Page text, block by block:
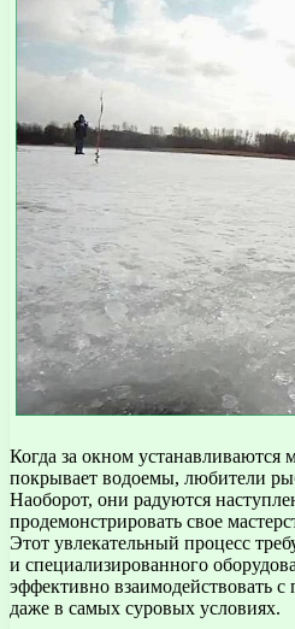
Когда за окном устанавливаются
покрывает водоемы, любители
Наоборот, они радуются
продемонстрировать свое
Этот увлекательный процесс
и специализированного
эффективно взаимодействовать
даже в самых суровых условиях.